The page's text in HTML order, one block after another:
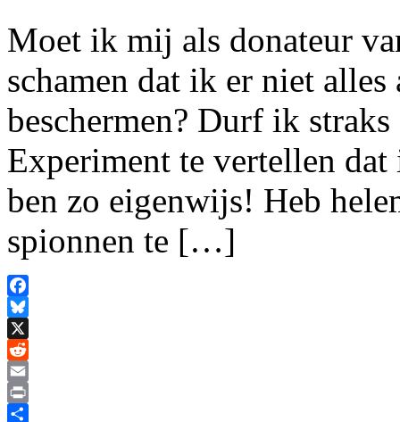
Moet ik mij als donateur
schamen dat ik er niet
beschermen? Durf ik
Experiment te vertellen
ben zo eigenwijs! Heb
spionnen te […]
Facebook
Bluesky
X
Reddit
Email
Print